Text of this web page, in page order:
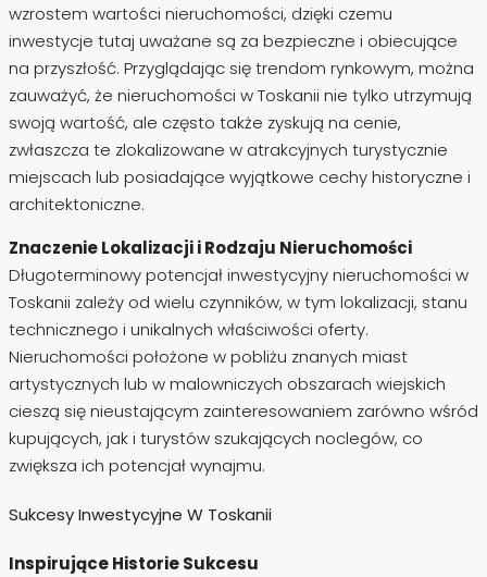
wzrostem wartości nieruchomości, dzięki czemu
inwestycje tutaj uważane są za bezpieczne i obiecujące
na przyszłość. Przyglądając się trendom rynkowym, można
zauważyć, że nieruchomości w Toskanii nie tylko utrzymują
swoją wartość, ale często także zyskują na cenie,
zwłaszcza te zlokalizowane w atrakcyjnych turystycznie
miejscach lub posiadające wyjątkowe cechy historyczne i
architektoniczne.
Znaczenie Lokalizacji i Rodzaju Nieruchomości
Długoterminowy potencjał inwestycyjny nieruchomości w
Toskanii zależy od wielu czynników, w tym lokalizacji, stanu
technicznego i unikalnych właściwości oferty.
Nieruchomości położone w pobliżu znanych miast
artystycznych lub w malowniczych obszarach wiejskich
cieszą się nieustającym zainteresowaniem zarówno wśród
kupujących, jak i turystów szukających noclegów, co
zwiększa ich potencjał wynajmu.
Sukcesy Inwestycyjne W Toskanii
Inspirujące Historie Sukcesu